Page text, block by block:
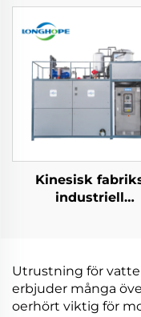
Kinesisk
industriell
Utrustning för
erbjuder många
oerhört viktig för